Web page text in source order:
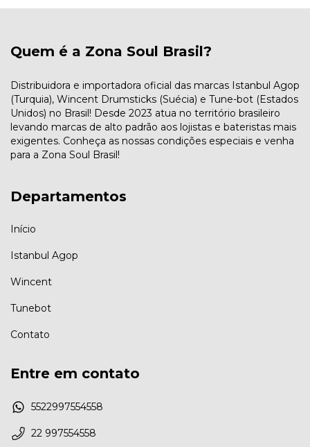
Quem é a Zona Soul Brasil?
Distribuidora e importadora oficial das marcas Istanbul Agop
(Turquia), Wincent Drumsticks (Suécia) e Tune-bot (Estados
Unidos) no Brasil! Desde 2023 atua no território brasileiro
levando marcas de alto padrão aos lojistas e bateristas mais
exigentes. Conheça as nossas condições especiais e venha
para a Zona Soul Brasil!
Departamentos
Início
Istanbul Agop
Wincent
Tunebot
Contato
Entre em contato
5522997554558
22 997554558